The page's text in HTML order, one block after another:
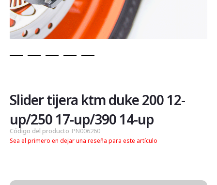
de
la
galería
de
imágenes
Slider tijera ktm duke 200 12-
up/250 17-up/390 14-up
Código del producto PN006260
Sea el primero en dejar una reseña para este artículo